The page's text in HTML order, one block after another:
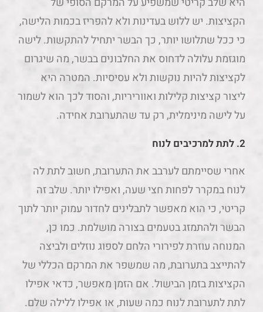
הקציצות. יש ללוש בעדינות ולא להפריז בכמות הלישה,
כי ככל שתלושו יותר, כך הבשר יתחיל להתקשות. לישה
מוגזמת עלולה לדחוס את החלבונים בבשר, מה שיגרום
לקציצות להיות נוקשות ולא עסיסיות. המטרה היא
ליצור קציצות קלילות ואווריריות, והסוד לכך הוא לשמור
על לישה מינימלית, רק עד שהתערובת אחידה.
2. לתת למרכיבים לנוח
אחרי שסיימתם לערבב את התערובת, חשוב לתת לה
לנוח במקרר לפחות חצי שעה, ואפילו יותר. שלב זה
קריטי, כי הוא מאפשר לתבלינים לחדור עמוק יותר לתוך
הבשר ולהתמזג בטעמים בצורה מושלמת. כמו כן,
המנוחה עוזרת לפירורי הלחם לספוג נוזלים ולביצה
להתייצב בתערובת, מה שמשפר את המרקם הכללי של
הקציצות בזמן הבישול. אם הזמן מאפשר, כדאי אפילו
לתת לתערובת לנוח כמה שעות, או אפילו ללילה שלם.